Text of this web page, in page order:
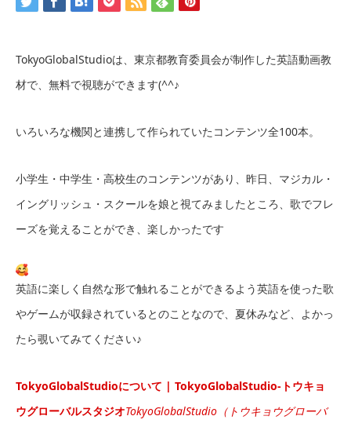
TokyoGlobalStudioは、東京都教育委員会が制作した英語動画教
材で、無料で視聴ができます(^^♪
いろいろな機関と連携して作られていたコンテンツ全100本。
小学生・中学生・高校生のコンテンツがあり、昨日、マジカル・
イングリッシュ・スクールを娘と視てみましたところ、歌でフレ
ーズを覚えることができ、楽しかったです
英語に楽しく自然な形で触れることができるよう英語を使った歌
やゲームが収録されているとのことなので、夏休みなど、よかっ
たら覗いてみてください♪
TokyoGlobalStudioについて | TokyoGlobalStudio-トウキョ
ウグローバルスタジオTokyoGlobalStudio（トウキョウグローバ